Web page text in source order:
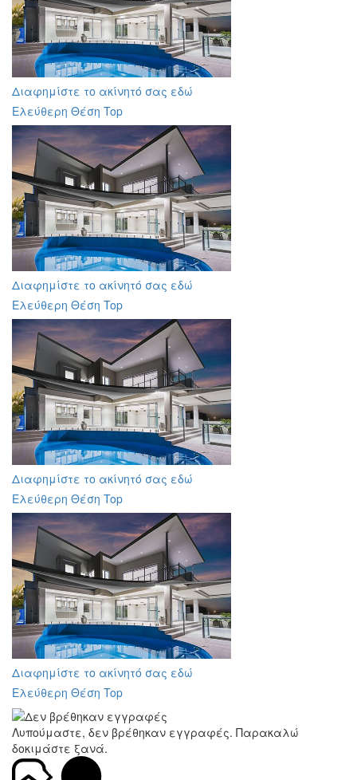
Διαφημίστε το ακίνητό σας εδώ
Ελεύθερη Θέση Top
Διαφημίστε το ακίνητό σας εδώ
Ελεύθερη Θέση Top
Διαφημίστε το ακίνητό σας εδώ
Ελεύθερη Θέση Top
Διαφημίστε το ακίνητό σας εδώ
Ελεύθερη Θέση Top
Λυπούμαστε, δεν βρέθηκαν εγγραφές. Παρακαλώ
δοκιμάστε ξανά.